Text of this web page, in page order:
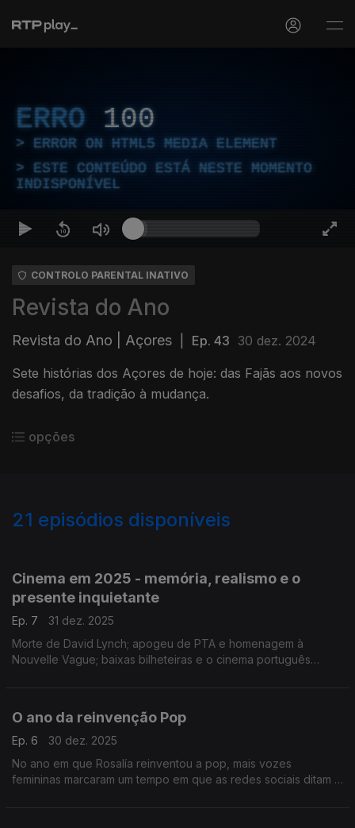
ERRO 100
ERROR ON HTML5 MEDIA ELEMENT
ESTE CONTEÚDO ESTÁ NESTE MOMENTO
INDISPONÍVEL
CONTROLO PARENTAL INATIVO
Revista do Ano
Revista do Ano | Açores Ep. 43 30 dez. 2024
Sete histórias dos Açores de hoje: das Fajãs aos novos
desafios, da tradição à mudança.
opções
21 episódios disponíveis
Cinema em 2025 - memória, realismo e o
presente inquietante
Ep. 7
31 dez. 2025
Morte de David Lynch; apogeu de PTA e homenagem à
Nouvelle Vague; baixas bilheteiras e o cinema português
O ano da reinvenção Pop
Ep. 6
30 dez. 2025
No ano em que Rosalía reinventou a pop, mais vozes
femininas marcaram um tempo em que as redes sociais ditam o